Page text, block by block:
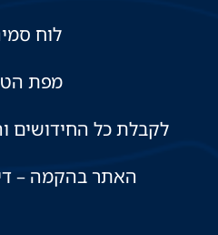
לוח
מפת
לקבלת כל החידושים
האתר בהקמה –